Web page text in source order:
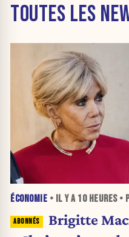
TOUTES LES
ÉCONOMIE • IL Y A 10 HEURES•
Brigitte